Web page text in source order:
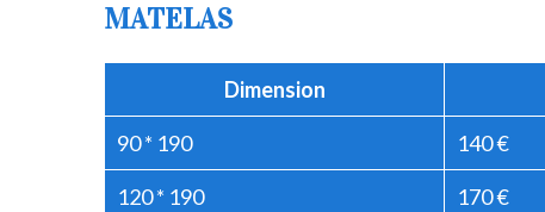
MATELAS
Dimension
90 * 190 140 €
120 * 190 170 €